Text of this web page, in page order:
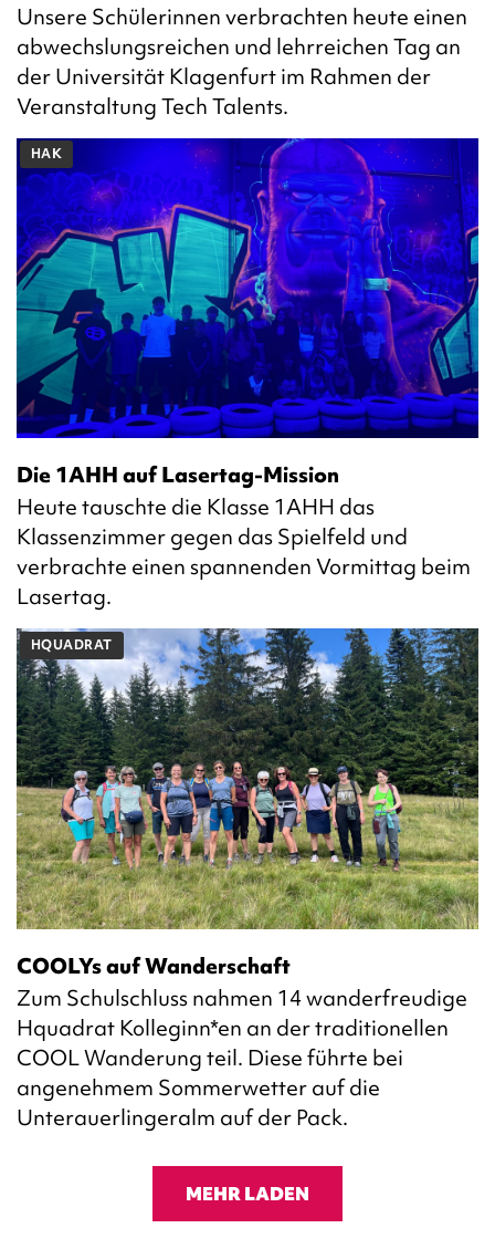
Unsere Schülerinnen verbrachten heute einen
abwechslungsreichen und lehrreichen Tag an
der Universität Klagenfurt im Rahmen der
Veranstaltung Tech Talents.
HAK
Die 1AHH auf Lasertag-Mission
Heute tauschte die Klasse 1AHH das
Klassenzimmer gegen das Spielfeld und
verbrachte einen spannenden Vormittag beim
Lasertag.
HQUADRAT
COOLYs auf Wanderschaft
Zum Schulschluss nahmen 14 wanderfreudige
Hquadrat Kolleginn*en an der traditionellen
COOL Wanderung teil. Diese führte bei
angenehmem Sommerwetter auf die
Unterauerlingeralm auf der Pack.
MEHR LADEN